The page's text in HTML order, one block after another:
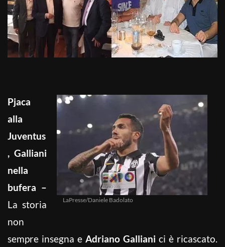
LaPresse/Daniele Badolato
Pjaca
alla
Juventus
, Galliani
nella
bufera –
La storia
non
sempre insegna e Adriano Galliani ci è ricascato.